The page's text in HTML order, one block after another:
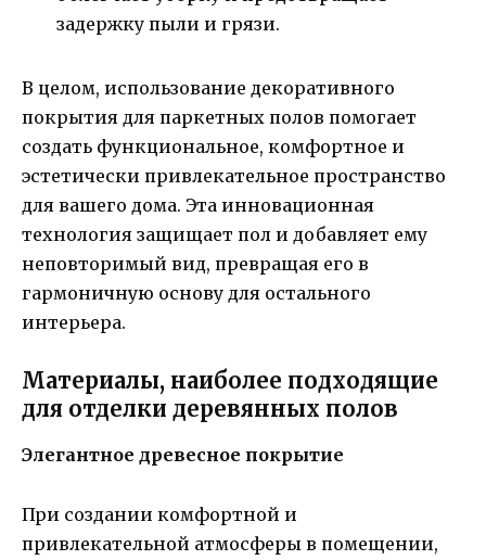
задержку пыли и грязи.
В целом, использование декоративного
покрытия для паркетных полов помогает
создать функциональное, комфортное и
эстетически привлекательное пространство
для вашего дома. Эта инновационная
технология защищает пол и добавляет ему
неповторимый вид, превращая его в
гармоничную основу для остального
интерьера.
Материалы, наиболее подходящие
для отделки деревянных полов
Элегантное древесное покрытие
При создании комфортной и
привлекательной атмосферы в помещении,